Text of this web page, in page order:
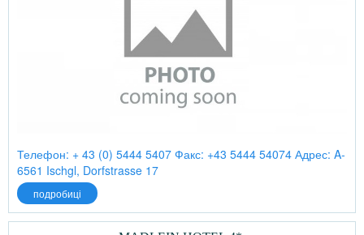
Телефон: + 43 (0) 5444 5407 Факс: +43 5444 54074 Адрес: A-
6561 Ischgl, Dorfstrasse 17
подробиці